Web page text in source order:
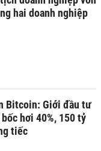
hai doanh nghiệp
Bitcoin: Giới đầu tư
hơi 40%, 150 tỷ
tiếc